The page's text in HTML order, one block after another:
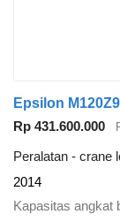
Epsilon
Rp 431.600.000
Peralatan - crane
2014
Kapasitas angkat